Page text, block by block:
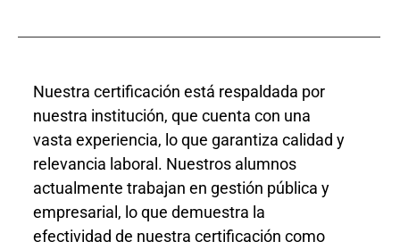
Nuestra certificación está respaldada por
nuestra institución, que cuenta con una
vasta experiencia, lo que garantiza calidad y
relevancia laboral. Nuestros alumnos
actualmente trabajan en gestión pública y
empresarial, lo que demuestra la
efectividad de nuestra certificación como